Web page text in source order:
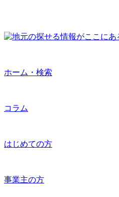
ホーム・検索
コラム
はじめての方
事業主の方